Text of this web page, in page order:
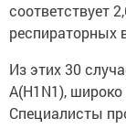
соответствует
респираторных
Из этих 30
A(H1N1),
Специалисты